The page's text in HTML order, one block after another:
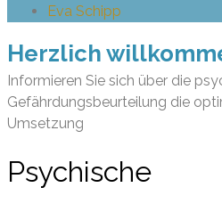
Eva Schipp
Herzlich
Informieren Sie sich über die
Gefährdungsbeurteilung die
Umsetzung
Psychische